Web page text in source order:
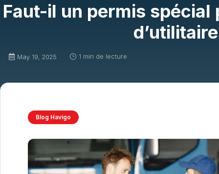
Faut-il un permis spécial
 May 19, 2025 } 1 min de lecture
Blog Havigo